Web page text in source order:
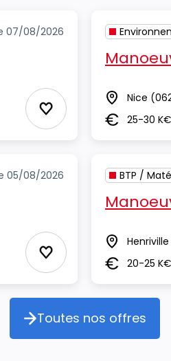
07/08/2026
Ajouter aux Favoris
Lieu Nice
Salaire25-30 K€
05/08/2026
Ajouter aux Favoris
BTP /
Lieu Henriville
Salaire20-25 K€
Toutes nos
Toutes nos offres